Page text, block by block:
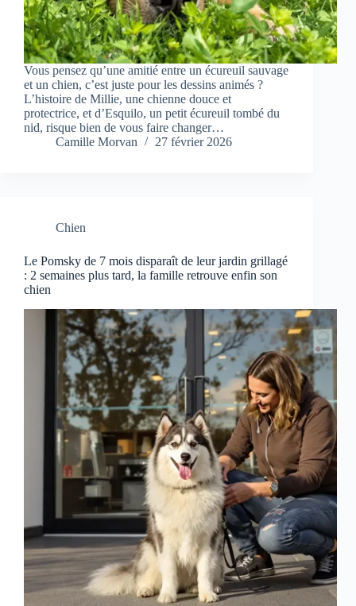
Vous pensez qu’une amitié entre un écureuil sauvage
et un chien, c’est juste pour les dessins animés ?
L’histoire de Millie, une chienne douce et
protectrice, et d’Esquilo, un petit écureuil tombé du
nid, risque bien de vous faire changer…
Camille Morvan
27 février 2026
Chien
Le Pomsky de 7 mois disparaît de leur jardin grillagé
: 2 semaines plus tard, la famille retrouve enfin son
chien